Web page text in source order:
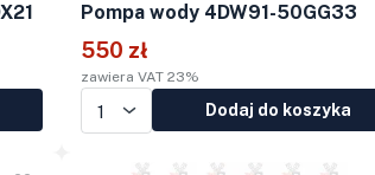
Pompa wody 4DW91-50GG33
550 zł
zawiera VAT 23%
Dodaj do koszyka